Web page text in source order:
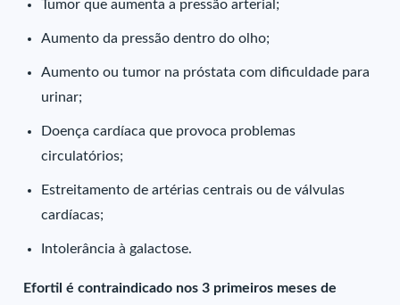
Tumor que aumenta a pressão arterial;
Aumento da pressão dentro do olho;
Aumento ou tumor na próstata com dificuldade para
urinar;
Doença cardíaca que provoca problemas
circulatórios;
Estreitamento de artérias centrais ou de válvulas
cardíacas;
Intolerância à galactose.
Efortil é contraindicado nos 3 primeiros meses de